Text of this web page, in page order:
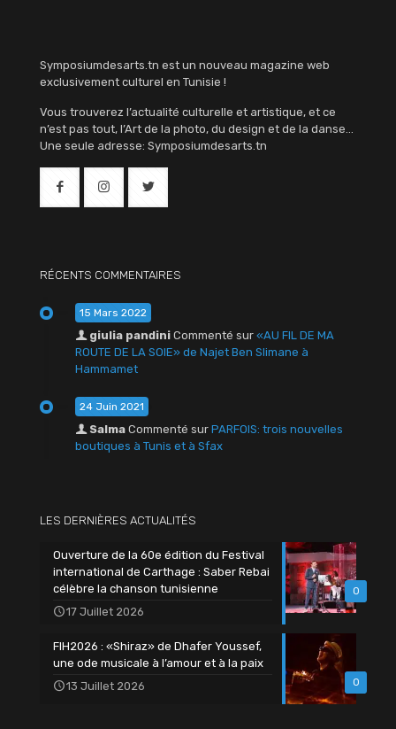
Symposiumdesarts.tn est un nouveau magazine web
exclusivement culturel en Tunisie !
Vous trouverez l’actualité culturelle et artistique, et ce
n’est pas tout, l’Art de la photo, du design et de la danse…
Une seule adresse: Symposiumdesarts.tn
RÉCENTS COMMENTAIRES
15 Mars 2022
giulia pandini Commenté sur «AU FIL DE MA
ROUTE DE LA SOIE» de Najet Ben Slimane à
Hammamet
24 Juin 2021
Salma Commenté sur PARFOIS: trois nouvelles
boutiques à Tunis et à Sfax
LES DERNIÈRES ACTUALITÉS
0
Ouverture de la 60e édition du Festival
international de Carthage : Saber Rebai
célèbre la chanson tunisienne
17 Juillet 2026
0
FIH2026 : «Shiraz» de Dhafer Youssef,
une ode musicale à l’amour et à la paix
13 Juillet 2026